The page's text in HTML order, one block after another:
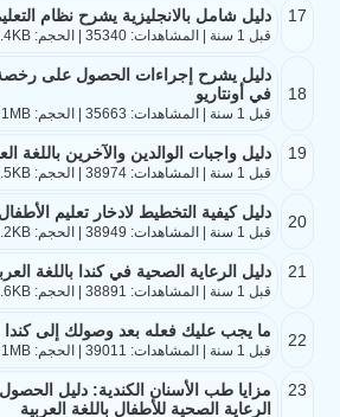
17 دليل شامل بالانجليزية يشرح نظام
قبل 1 سنة | المشاهدات: 35340 | الحجم: 596.4KB
18
دليل يشرح إجراءات الحصول على رخصة
في أونتاريو
قبل 1 سنة | المشاهدات: 35663 | الحجم: 1MB
19 دليل واجبات الوالدين والآخرين باللغة
قبل 1 سنة | المشاهدات: 38974 | الحجم: 316.5KB
20 دليل كيفية التخطيط لادخار تعليم
قبل 1 سنة | المشاهدات: 38949 | الحجم: 302.2KB
21 دليل الرعاية الصحية في كندا باللغة
قبل 1 سنة | المشاهدات: 38891 | الحجم: 921.6KB
22 ما يجب عليك فعله بعد وصولك إلى كندا
قبل 1 سنة | المشاهدات: 39011 | الحجم: 1MB
23
مزايا طب الأسنان الكندية: دليل
الرعاية الصحية للأطفال باللغة العربية